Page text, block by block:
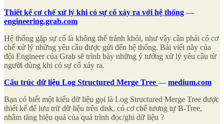
Thiết kế cơ chế xử lý khi có sự cố xảy ra với hệ thống —
engineering.grab.com
Hệ thống gặp sự cố là không thể tránh khỏi, như vậy cần phải có cơ
chế xử lý những yêu cầu được gửi đến hệ thống. Bài viết này của
đội Engineer của Grab sẽ trình bày những ý tưởng xử lý yêu cầu từ
người dùng khi có sự cố xảy ra.
Cấu trúc dữ liệu Log Structured Merge Tree — medium.com
Bạn có biết một kiểu dữ liệu gọi là Log Structured Merge Tree được
thiết kế để lưu trữ dữ liệu trên disk, có cơ chế tương tự B-Tree,
nhằm tăng hiệu quả của quá trình đọc/ghi dữ liệu ?